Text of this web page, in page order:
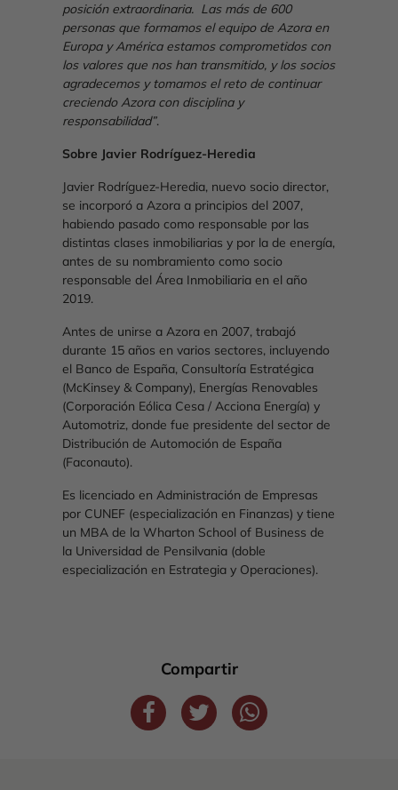
posición extraordinaria. Las más de 600
personas que formamos el equipo de Azora en
Europa y América estamos comprometidos con
los valores que nos han transmitido, y los socios
agradecemos y tomamos el reto de continuar
creciendo Azora con disciplina y
responsabilidad”.
Sobre Javier Rodríguez-Heredia
Javier Rodríguez-Heredia, nuevo socio director,
se incorporó a Azora a principios del 2007,
habiendo pasado como responsable por las
distintas clases inmobiliarias y por la de energía,
antes de su nombramiento como socio
responsable del Área Inmobiliaria en el año
2019.
Antes de unirse a Azora en 2007, trabajó
durante 15 años en varios sectores, incluyendo
el Banco de España, Consultoría Estratégica
(McKinsey & Company), Energías Renovables
(Corporación Eólica Cesa / Acciona Energía) y
Automotriz, donde fue presidente del sector de
Distribución de Automoción de España
(Faconauto).
Es licenciado en Administración de Empresas
por CUNEF (especialización en Finanzas) y tiene
un MBA de la Wharton School of Business de
la Universidad de Pensilvania (doble
especialización en Estrategia y Operaciones).
Compartir